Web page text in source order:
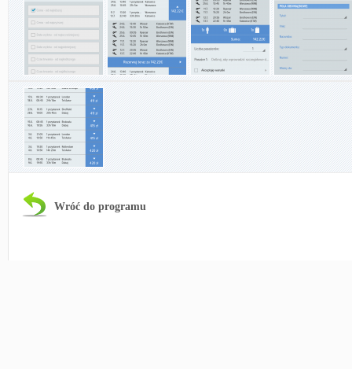
Wróć do programu